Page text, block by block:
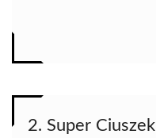
2. Super Ciuszek